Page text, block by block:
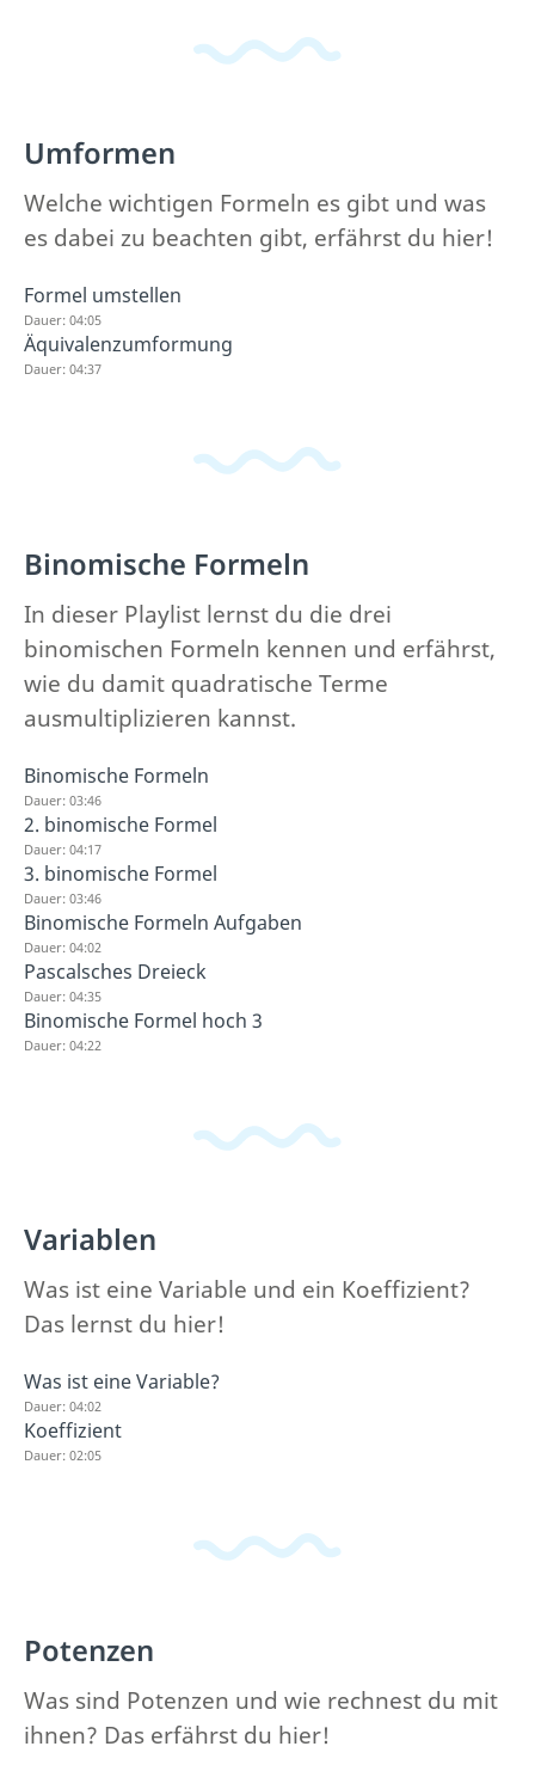
Umformen
Welche wichtigen Formeln es gibt und was
es dabei zu beachten gibt, erfährst du hier!
Formel umstellen
Dauer: 04:05
Äquivalenzumformung
Dauer: 04:37
Binomische Formeln
In dieser Playlist lernst du die drei
binomischen Formeln kennen und erfährst,
wie du damit quadratische Terme
ausmultiplizieren kannst.
Binomische Formeln
Dauer: 03:46
2. binomische Formel
Dauer: 04:17
3. binomische Formel
Dauer: 03:46
Binomische Formeln Aufgaben
Dauer: 04:02
Pascalsches Dreieck
Dauer: 04:35
Binomische Formel hoch 3
Dauer: 04:22
Variablen
Was ist eine Variable und ein Koeffizient?
Das lernst du hier!
Was ist eine Variable?
Dauer: 04:02
Koeffizient
Dauer: 02:05
Potenzen
Was sind Potenzen und wie rechnest du mit
ihnen? Das erfährst du hier!